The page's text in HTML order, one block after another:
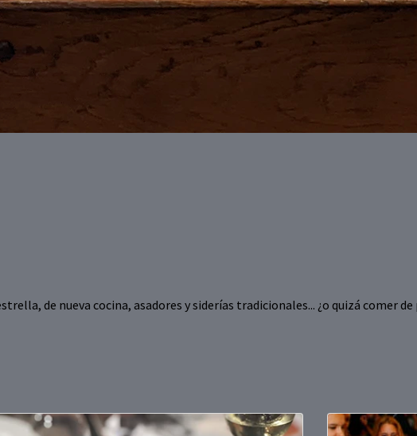
de nueva cocina, asadores y siderías tradicionales... ¿o quizá comer